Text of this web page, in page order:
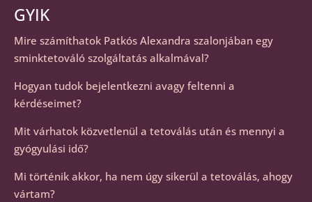
GYIK
Mire számíthatok Patkós Alexandra szalonjában egy
sminktetováló szolgáltatás alkalmával?
Hogyan tudok bejelentkezni avagy feltenni a
kérdéseimet?
Mit várhatok közvetlenül a tetoválás után és mennyi a
gyógyulási idő?
Mi történik akkor, ha nem úgy sikerül a tetoválás, ahogy
vártam?